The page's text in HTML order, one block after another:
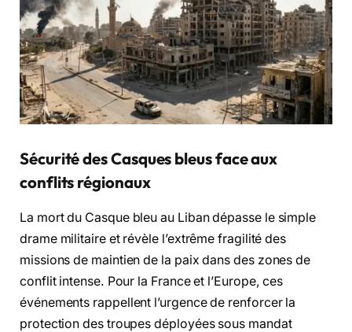
Sécurité des Casques bleus face aux
conflits régionaux
La mort du Casque bleu au Liban dépasse le simple
drame militaire et révèle l’extrême fragilité des
missions de maintien de la paix dans des zones de
conflit intense. Pour la France et l’Europe, ces
événements rappellent l’urgence de renforcer la
protection des troupes déployées sous mandat